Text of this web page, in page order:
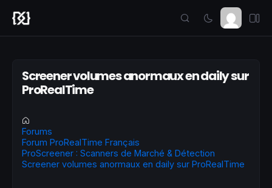
Screener volumes anormaux en daily sur
ProRealTime
Forums
Forum ProRealTime Français
ProScreener : Scanners de Marché & Détection
Screener volumes anormaux en daily sur ProRealTime